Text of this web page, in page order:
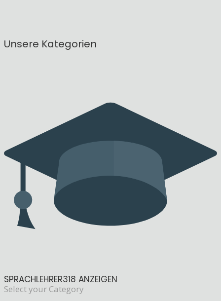
Unsere Kategorien
SPRACHLEHRER318 ANZEIGEN
Select your Category